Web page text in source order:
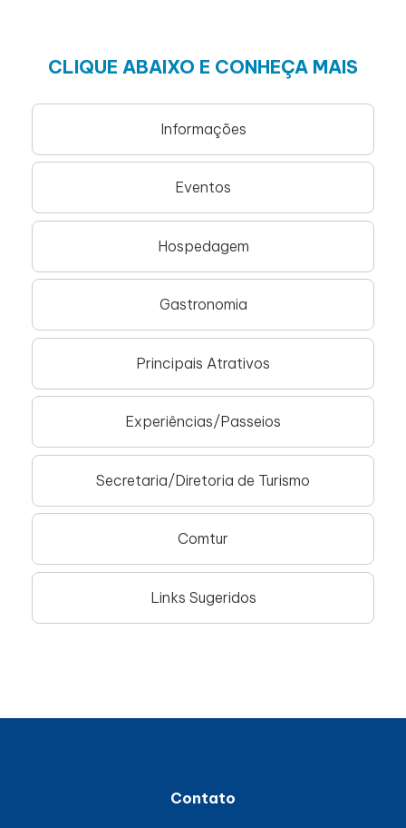
CLIQUE ABAIXO E CONHEÇA MAIS
Informações
Eventos
Hospedagem
Gastronomia
Principais Atrativos
Experiências/Passeios
Secretaria/Diretoria de Turismo
Comtur
Links Sugeridos
Contato